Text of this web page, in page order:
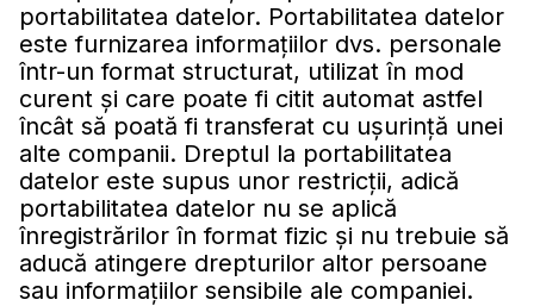
portabilitatea datelor. Portabilitatea datelor
este furnizarea informaţiilor dvs. personale
într-un format structurat, utilizat în mod
curent şi care poate fi citit automat astfel
încât să poată fi transferat cu uşurinţă unei
alte companii. Dreptul la portabilitatea
datelor este supus unor restricţii, adică
portabilitatea datelor nu se aplică
înregistrărilor în format fizic şi nu trebuie să
aducă atingere drepturilor altor persoane
sau informaţiilor sensibile ale companiei.